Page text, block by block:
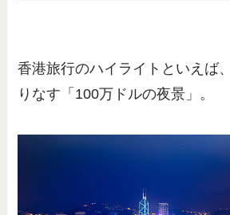
香港旅行のハイライトといえば
りなす「100万ドルの夜景」。